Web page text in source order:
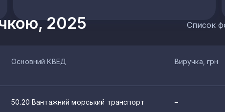
2025 Список
Основний КВЕД Виручка, грн
50.20 Вантажний морський транспорт –